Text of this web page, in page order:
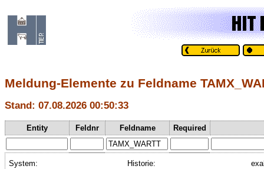
Meldung-Elemente zu Feldname
Stand: 07.08.2026 00:50:33
Entity Feldnr Feldname Required
System:
Historie: